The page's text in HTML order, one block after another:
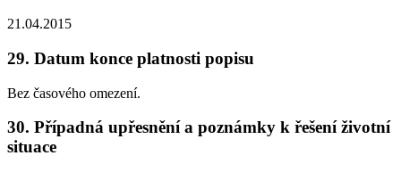
21.04.2015
29. Datum konce platnosti popisu
Bez časového omezení.
30. Případná upřesnění a poznámky k řešení životní
situace